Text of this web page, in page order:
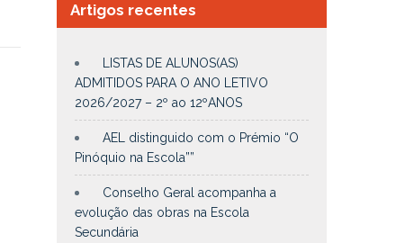
Artigos recentes
LISTAS DE ALUNOS(AS)
ADMITIDOS PARA O ANO LETIVO
2026/2027 – 2º ao 12ºANOS
AEL distinguido com o Prémio “O
Pinóquio na Escola””
Conselho Geral acompanha a
evolução das obras na Escola
Secundária